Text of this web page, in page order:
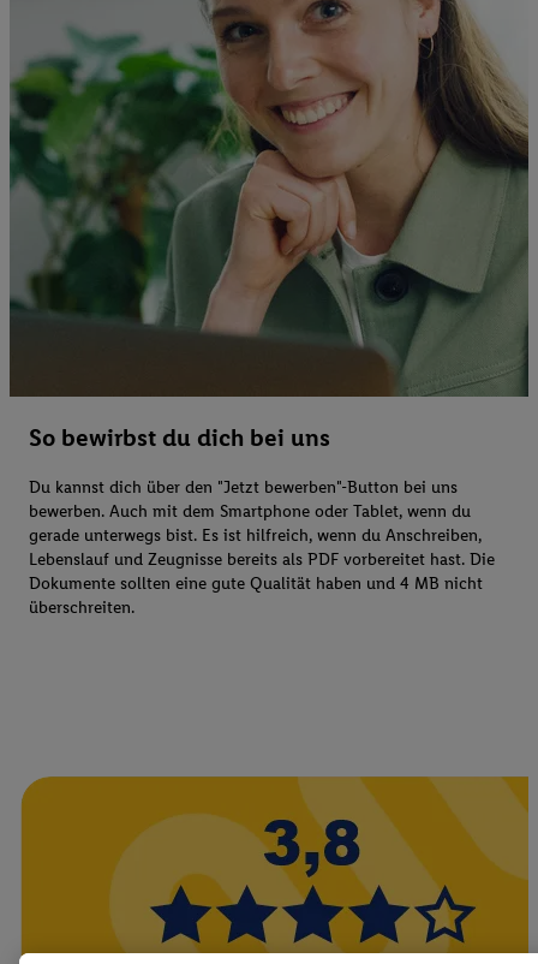
So bewirbst du dich bei uns
Du kannst dich über den "Jetzt bewerben"-Button bei uns
bewerben. Auch mit dem Smartphone oder Tablet, wenn du
gerade unterwegs bist. Es ist hilfreich, wenn du Anschreiben,
Lebenslauf und Zeugnisse bereits als PDF vorbereitet hast. Die
Dokumente sollten eine gute Qualität haben und 4 MB nicht
überschreiten.